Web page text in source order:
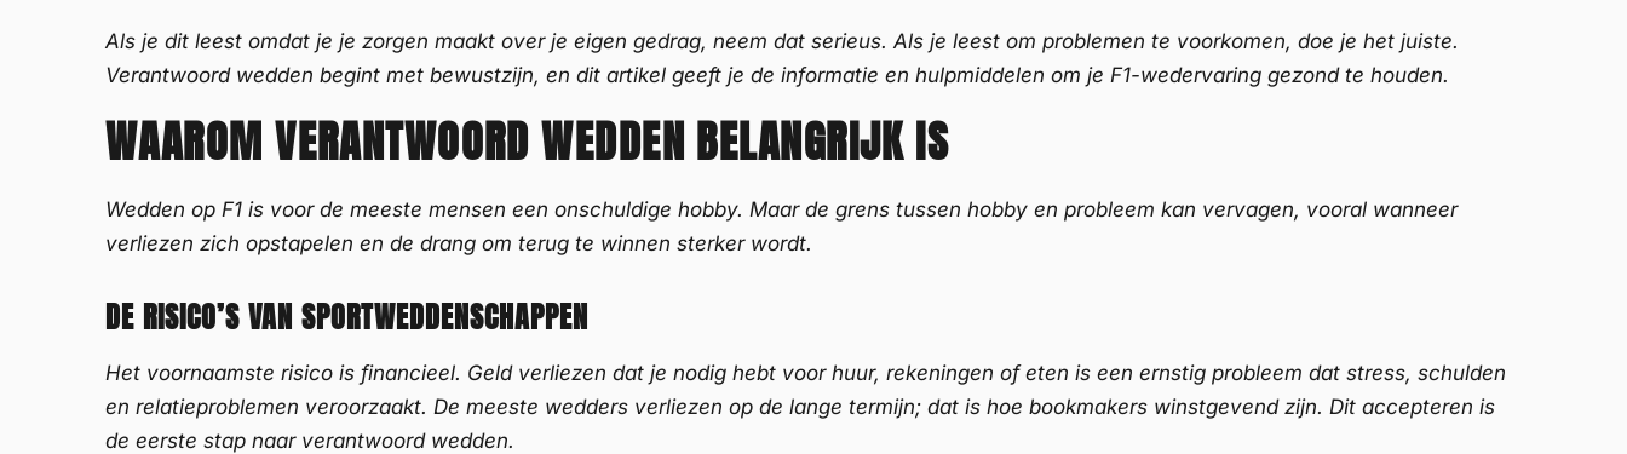
Als je dit leest omdat je je zorgen maakt over je eigen gedrag, neem dat serieus. Als je leest om problemen te voorkomen, doe je het juiste.
Verantwoord wedden begint met bewustzijn, en dit artikel geeft je de informatie en hulpmiddelen om je F1-wedervaring gezond te houden.
WAAROM VERANTWOORD WEDDEN BELANGRIJK IS
Wedden op F1 is voor de meeste mensen een onschuldige hobby. Maar de grens tussen hobby en probleem kan vervagen, vooral wanneer
verliezen zich opstapelen en de drang om terug te winnen sterker wordt.
DE RISICO’S VAN SPORTWEDDENSCHAPPEN
Het voornaamste risico is financieel. Geld verliezen dat je nodig hebt voor huur, rekeningen of eten is een ernstig probleem dat stress, schulden
en relatieproblemen veroorzaakt. De meeste wedders verliezen op de lange termijn; dat is hoe bookmakers winstgevend zijn. Dit accepteren is
de eerste stap naar verantwoord wedden.